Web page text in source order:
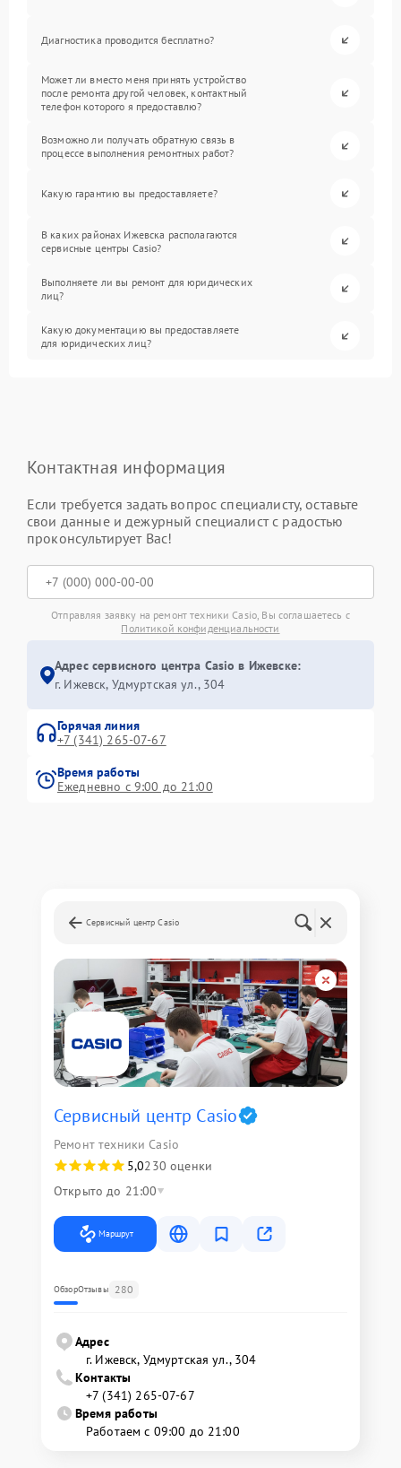
Диагностика проводится бесплатно?
Может ли вместо меня принять устройство
после ремонта другой человек, контактный
телефон которого я предоставлю?
Возможно ли получать обратную связь в
процессе выполнения ремонтных работ?
Какую гарантию вы предоставляете?
В каких районах Ижевска располагаются
сервисные центры Casio?
Выполняете ли вы ремонт для юридических
лиц?
Какую документацию вы предоставляете
для юридических лиц?
Контактная информация
Если требуется задать вопрос специалисту, оставьте
свои данные и дежурный специалист с радостью
проконсультирует Вас!
Отправляя заявку на ремонт техники Casio, Вы соглашаетесь с
Политикой конфиденциальности
Адрес сервисного центра Casio в Ижевске:
г. Ижевск, Удмуртская ул., 304
Горячая линия
+7 (341) 265-07-67
Время работы
Ежедневно с 9:00 до 21:00
Сервисный центр Casio
Сервисный центр Casio
Ремонт техники Casio
5,0230 оценки
Открыто до 21:00
Маршрут
ОбзорОтзывы 280
Адрес
г. Ижевск, Удмуртская ул., 304
Контакты
+7 (341) 265-07-67
Время работы
Работаем с 09:00 до 21:00